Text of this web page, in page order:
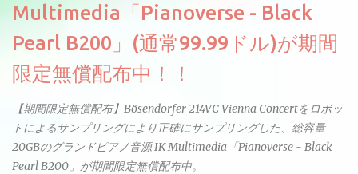
Multimedia「Pianoverse - Black
Pearl B200」(通常99.99ドル)が期間
限定無償配布中！！
【期間限定無償配布】Bösendorfer 214VC Vienna Concertをロボッ
トによるサンプリングにより正確にサンプリングした、総容量
20GBのグランドピアノ音源 IK Multimedia「Pianoverse - Black
Pearl B200」が期間限定無償配布中。